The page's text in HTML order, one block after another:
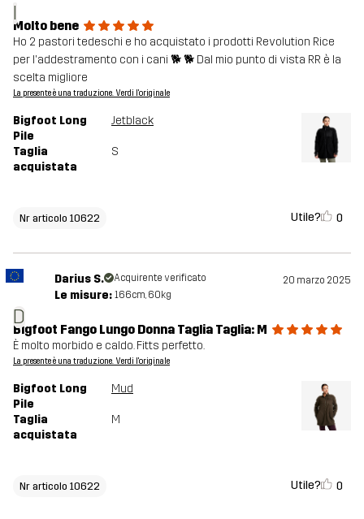
I
Molto bene
Ho 2 pastori tedeschi e ho acquistato i prodotti Revolution Rice
per l'addestramento con i cani 🐕 🐕 Dal mio punto di vista RR è la
scelta migliore
La presente è una traduzione. Verdi l'originale
Bigfoot Long
Pile
Jetblack
Taglia
acquistata
S
Nr articolo 10622 Utile? 0
D
Darius S. Acquirente verificato 20 marzo 2025
Le misure: 166cm, 60kg
Bigfoot Fango Lungo Donna Taglia Taglia: M
È molto morbido e caldo. Fitts perfetto.
La presente è una traduzione. Verdi l'originale
Bigfoot Long
Pile
Mud
Taglia
acquistata
M
Nr articolo 10622 Utile? 0